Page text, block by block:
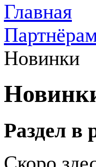
Главная
Новинки
Раздел в